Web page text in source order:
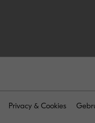
Privacy & Cookies